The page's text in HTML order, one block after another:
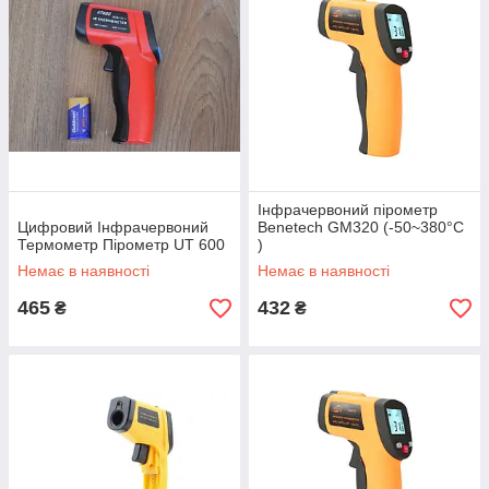
Цифровий Інфрачервоний
Термометр Пірометр UT 600
Немає в наявності
465 ₴
Інфрачервоний пірометр
Benetech GM320 (-50~380°C
)
Немає в наявності
432 ₴